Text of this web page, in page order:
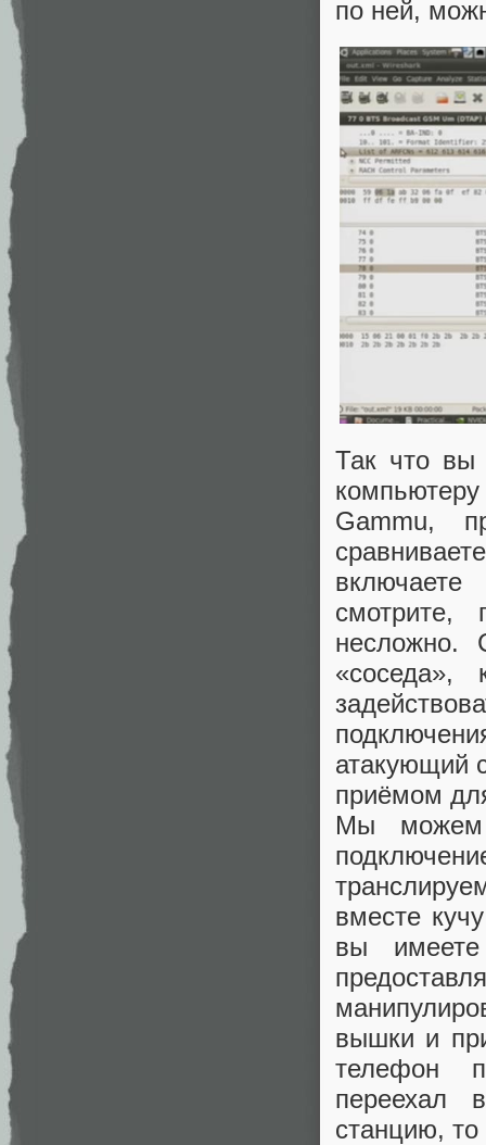
по ней,
Так что вы
Gammu,
несложно.
«соседа»,
атакующий
приёмом
Мы можем
вместе
вы
вышки и
телефон
переехал
станцию, то